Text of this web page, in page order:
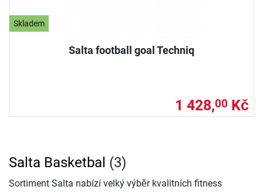
Skladem
Salta football goal Techniq
1 428,00 Kč
Salta Basketbal (3)
Sortiment Salta nabízí velký výběr kvalitních fitness